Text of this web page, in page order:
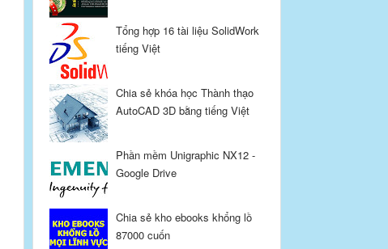
Tổng hợp 16 tài liệu SolidWork
tiếng Việt
Chia sẻ khóa học Thành thạo
AutoCAD 3D bằng tiếng Việt
Phần mềm Unigraphic NX12 -
Google Drive
Chia sẻ kho ebooks khổng lồ
87000 cuốn